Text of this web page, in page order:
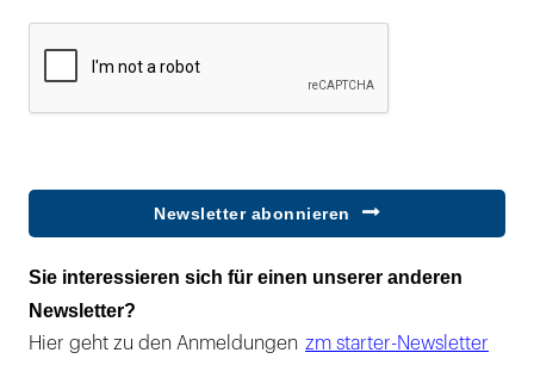
Newsletter abonnieren
Sie interessieren sich für einen unserer anderen
Newsletter?
Hier geht zu den Anmeldungen zm starter-Newsletter